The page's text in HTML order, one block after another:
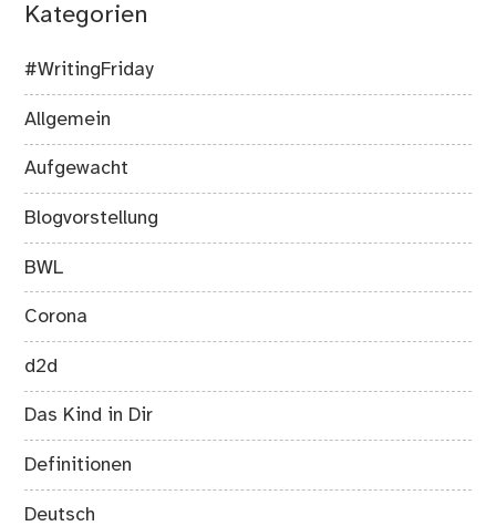
Kategorien
#WritingFriday
Allgemein
Aufgewacht
Blogvorstellung
BWL
Corona
d2d
Das Kind in Dir
Definitionen
Deutsch